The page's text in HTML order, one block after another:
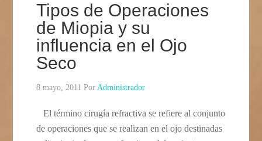
Tipos de Operaciones
de Miopia y su
influencia en el Ojo
Seco
8 mayo, 2011 PorAdministrador
El término cirugía refractiva se refiere al conjunto
de operaciones que se realizan en el ojo destinadas